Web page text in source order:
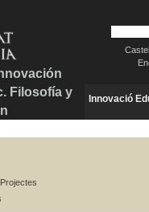
Filosofía y
Innovació